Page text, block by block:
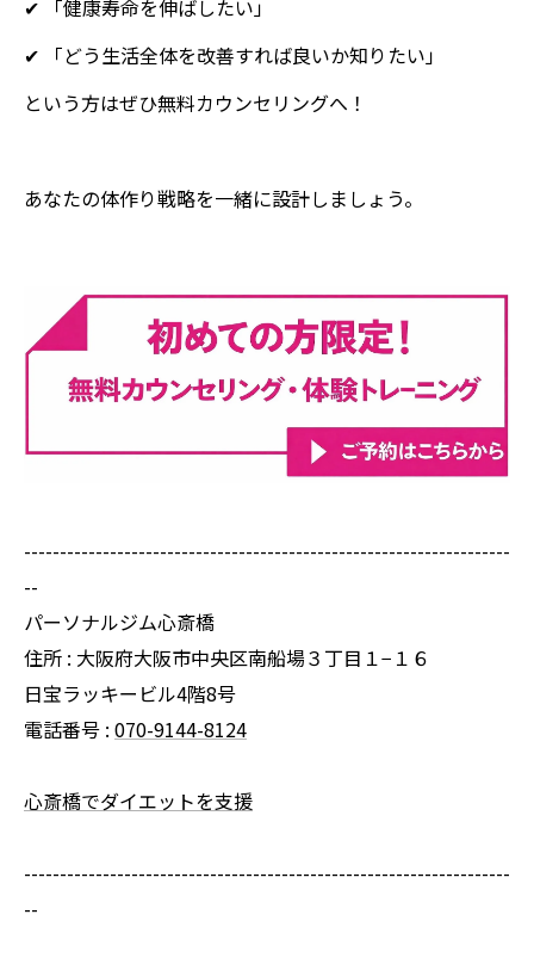
✔ 「健康寿命を伸ばしたい」
✔ 「どう生活全体を改善すれば良いか知りたい」
という方はぜひ無料カウンセリングへ！
あなたの体作り戦略を一緒に設計しましょう。
--------------------------------------------------------------------
--
パーソナルジム心斎橋
住所 : 大阪府大阪市中央区南船場３丁目１−１６
日宝ラッキービル4階8号
電話番号 : 070-9144-8124
心斎橋でダイエットを支援
--------------------------------------------------------------------
--